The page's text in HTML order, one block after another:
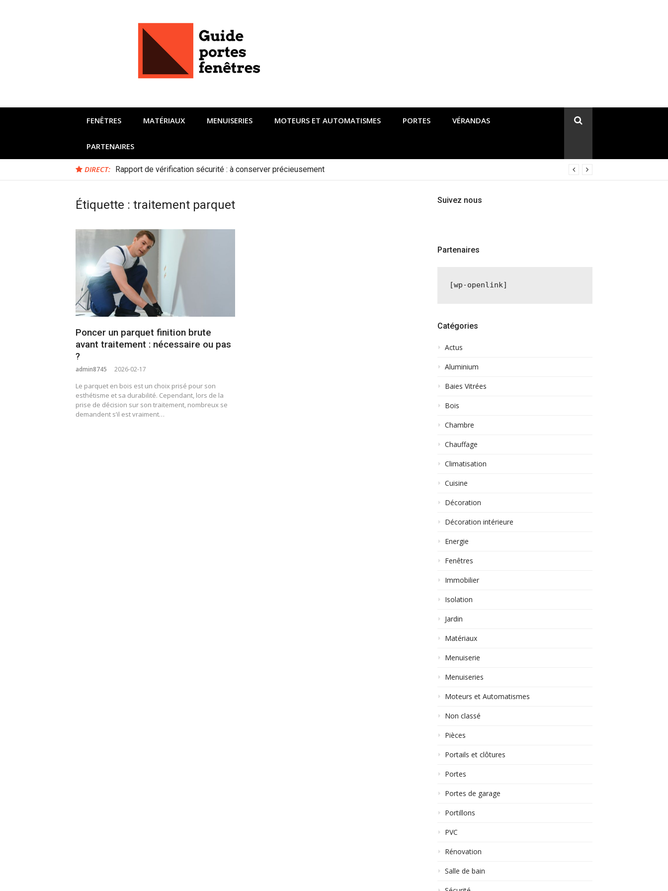
FENÊTRES MATÉRIAUX MENUISERIES MOTEURS ET AUTOMATISMES PORTES VÉRANDAS
PARTENAIRES
DIRECT: Rapport de vérification sécurité : à conserver précieusement
Étiquette : traitement parquet
Poncer un parquet finition brute
avant traitement : nécessaire ou pas
?
admin8745 2026-02-17
Le parquet en bois est un choix prisé pour son
esthétisme et sa durabilité. Cependant, lors de la
prise de décision sur son traitement, nombreux se
demandent s’il est vraiment…
Suivez nous
Partenaires
[wp-openlink]
Catégories
Actus
Aluminium
Baies Vitrées
Bois
Chambre
Chauffage
Climatisation
Cuisine
Décoration
Décoration intérieure
Energie
Fenêtres
Immobilier
Isolation
Jardin
Matériaux
Menuiserie
Menuiseries
Moteurs et Automatismes
Non classé
Pièces
Portails et clôtures
Portes
Portes de garage
Portillons
PVC
Rénovation
Salle de bain